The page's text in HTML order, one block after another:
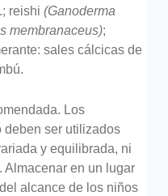
reishi (Ganoderma
membranaceus);
sales cálcicas de
Los
deben ser utilizados
y equilibrada, ni
en un lugar
alcance de los niños